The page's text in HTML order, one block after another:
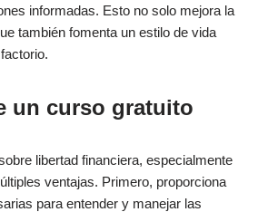
informadas. Esto no solo mejora la
también fomenta un estilo de vida
un curso gratuito
libertad financiera, especialmente
ventajas. Primero, proporciona
para entender y manejar las